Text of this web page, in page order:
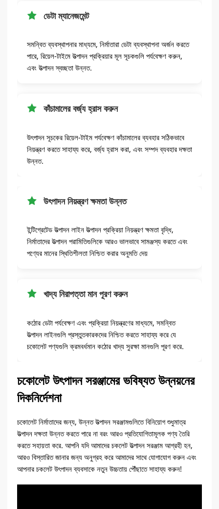
ডেটা ম্যানেজমেন্ট
সমন্বিত ব্যবস্থাপনার মাধ্যমে, নির্মাতারা ডেটা ব্যবস্থাপনা অর্জন করতে
পারে, রিয়েল-টাইমে উত্পাদন প্রক্রিয়ার মূল সূচকগুলি পর্যবেক্ষণ করুন,
এবং উত্পাদন স্বচ্ছতা উন্নত.
কাঁচামালের বর্জ্য হ্রাস করুন
উৎপাদন সূচকের রিয়েল-টাইম পর্যবেক্ষণ কাঁচামালের ব্যবহার সঠিকভাবে
নিয়ন্ত্রণ করতে সাহায্য করে, বর্জ্য হ্রাস করা, এবং সম্পদ ব্যবহার দক্ষতা
উন্নত.
উৎপাদন নিয়ন্ত্রণ ক্ষমতা উন্নত
ইন্টিগ্রেটেড উত্পাদন লাইন উত্পাদন প্রক্রিয়া নিয়ন্ত্রণ ক্ষমতা বৃদ্ধি,
নির্মাতাদের উত্পাদন পরামিতিগুলিকে আরও ভালভাবে সামঞ্জস্য করতে এবং
পণ্যের মানের স্থিতিশীলতা নিশ্চিত করার অনুমতি দেয়
খাদ্য নিরাপত্তা মান পূরণ করুন
কঠোর ডেটা পর্যবেক্ষণ এবং প্রক্রিয়া নিয়ন্ত্রণের মাধ্যমে, সমন্বিত
উত্পাদন লাইনগুলি প্রস্তুতকারকদের নিশ্চিত করতে সাহায্য করে যে
চকোলেট পণ্যগুলি ক্রমবর্ধমান কঠোর খাদ্য সুরক্ষা মানগুলি পূরণ করে.
চকোলেট উৎপাদন সরঞ্জামের ভবিষ্যত উন্নয়নের
দিকনির্দেশনা
চকোলেট নির্মাতাদের জন্য, উন্নত উত্পাদন সরঞ্জামগুলিতে বিনিয়োগ শুধুমাত্র
উত্পাদন দক্ষতা উন্নত করতে পারে না বরং আরও প্রতিযোগিতামূলক পণ্য তৈরি
করতে সহায়তা করে. আপনি যদি আমাদের চকলেট উত্পাদন সরঞ্জাম আগ্রহী হন,
আরও বিস্তারিত জানার জন্য অনুগ্রহ করে আমাদের সাথে যোগাযোগ করুন এবং
আপনার চকলেট উৎপাদন ব্যবসাকে নতুন উচ্চতায় পৌঁছাতে সাহায্য করুন!